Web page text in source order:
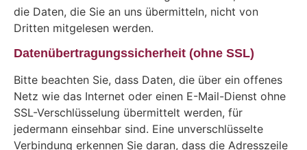
die Daten, die Sie an uns übermitteln, nicht von
Dritten mitgelesen werden.
Datenübertragungssicherheit (ohne SSL)
Bitte beachten Sie, dass Daten, die über ein offenes
Netz wie das Internet oder einen E-Mail-Dienst ohne
SSL-Verschlüsselung übermittelt werden, für
jedermann einsehbar sind. Eine unverschlüsselte
Verbindung erkennen Sie daran, dass die Adresszeile